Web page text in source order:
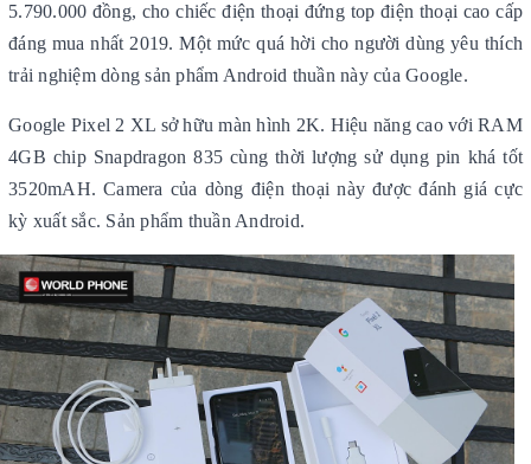
5.790.000 đồng, cho chiếc điện thoại đứng top điện thoại cao cấp
đáng mua nhất 2019. Một mức quá hời cho người dùng yêu thích
trải nghiệm dòng sản phẩm Android thuần này của Google.
Google Pixel 2 XL sở hữu màn hình 2K. Hiệu năng cao với RAM
4GB chip Snapdragon 835 cùng thời lượng sử dụng pin khá tốt
3520mAH. Camera của dòng điện thoại này được đánh giá cực
kỳ xuất sắc. Sản phẩm thuần Android.